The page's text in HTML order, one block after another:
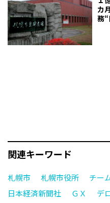
カ
務
関連キーワード
札幌市 札幌市役所
チー
日本経済新聞社
ＧＸ
デ